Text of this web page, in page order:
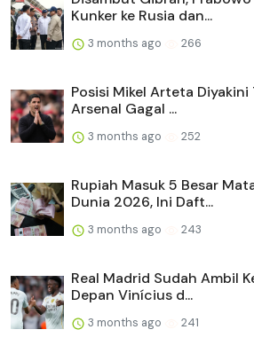
Kunker ke Rusia dan...
3 months ago 266
Posisi Mikel Arteta
Arsenal Gagal ...
3 months ago 252
Rupiah Masuk 5 Besar
Dunia 2026, Ini Daft...
3 months ago 243
Real Madrid Sudah Ambil
Depan Vinícius d...
3 months ago 241